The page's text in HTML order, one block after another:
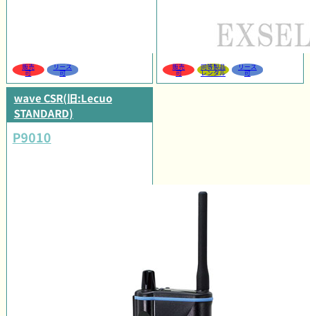
販売
可
リース
可
販売
可
同等製品
レンタル
リース
可
wave CSR(旧:Lecuo
STANDARD)
P9010